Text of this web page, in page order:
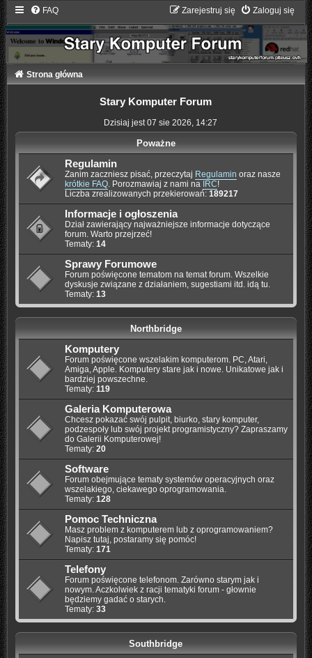
FAQ Zaloguj się
Zarejestruj się
Strona główna
Stary Komputer Forum
Dzisiaj jest 07 sie 2026, 14:27
Poważne
Regulamin
Zanim zaczniesz pisać, przeczytaj Regulamin oraz nasze
krótkie FAQ. Porozmawiaj z nami na IRC!
Liczba zrealizowanych przekierowań: 189217
Informacje i ogłoszenia
Dział zawierający najważniejsze informacje dotyczące
forum. Warto przejrzeć!
Tematy: 14
Sprawy Forumowe
Forum poświęcone tematom na temat forum. Wszelkie
dyskusje związane z działaniem, sugestiami itd. idą tu.
Tematy: 13
Northbridge
Komputery
Forum poświęcone wszelakim komputerom. PC, Atari,
Amiga, Apple. Komputery stare jak i nowe. Unikatowe jak i
bardziej powszechne.
Tematy: 119
Galeria Komputerowa
Chcesz pokazać swój pulpit, biurko, stary komputer,
podzespoły lub swój projekt programistyczny? Zapraszamy
do Galerii Komputerowej!
Tematy: 20
Software
Forum obejmujące tematy systemów operacyjnych oraz
wszelakiego, ciekawego oprogramowania.
Tematy: 128
Pomoc Techniczna
Masz problem z komputerem lub z oprogramowaniem?
Napisz tutaj, postaramy się pomóc!
Tematy: 171
Telefony
Forum poświęcone telefonom. Zarówno starym jak i
nowym. Aczkolwiek z racji tematyki forum - głownie
będziemy gadać o starych.
Tematy: 33
Southbridge